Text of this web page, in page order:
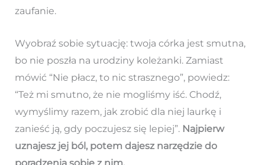
zaufanie.
Wyobraź sobie sytuację: twoja córka jest smutna,
bo nie poszła na urodziny koleżanki. Zamiast
mówić “Nie płacz, to nic strasznego”, powiedz:
“Też mi smutno, że nie mogliśmy iść. Chodź,
wymyślimy razem, jak zrobić dla niej laurkę i
zanieść ją, gdy poczujesz się lepiej”. Najpierw
uznajesz jej ból, potem dajesz narzędzie do
poradzenia sobie z nim.